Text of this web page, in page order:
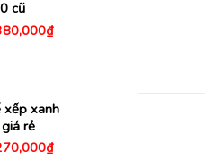
cũ
₫Giá
xếp xanh
rẻ
₫Giá